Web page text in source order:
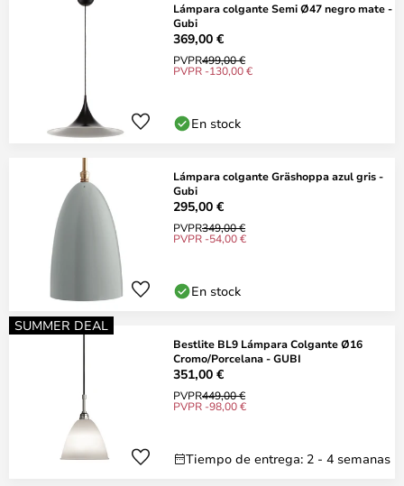
Lámpara colgante Semi Ø47 negro mate -
Gubi
369,00 €
PVPR499,00 €
PVPR -130,00 €
En stock
Lámpara colgante Gräshoppa azul gris -
Gubi
295,00 €
PVPR349,00 €
PVPR -54,00 €
En stock
SUMMER DEAL
Bestlite BL9 Lámpara Colgante Ø16
Cromo/Porcelana - GUBI
351,00 €
PVPR449,00 €
PVPR -98,00 €
Tiempo de entrega: 2 - 4 semanas